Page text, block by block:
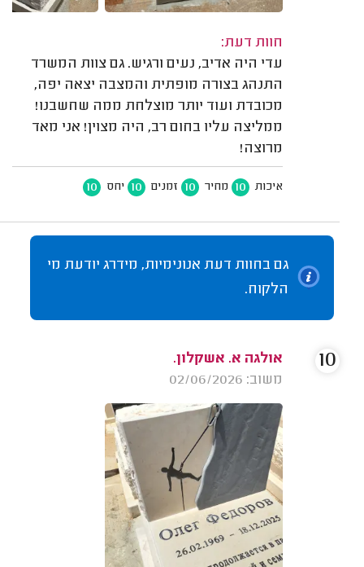
חוות דעת:
עדי היה אדיב, נעים ורגיש. גם צוות המשרד
התנהג בצורה מופתית והמצבה יצאה יפה,
מכובדת ועוד יותר מוצלחת ממה שחשבנו!
ממליצה עליו בחום רב, היה מצוין! אני מאד
מרוצה!
איכות 10 מחיר 10 זמנים 10 יחס 10
גם בחוות דעת אנונימיות, מידרג יודעת מי
הלקוח.
אולגה א. אשקלון.
משוב: 02/06/2026
10